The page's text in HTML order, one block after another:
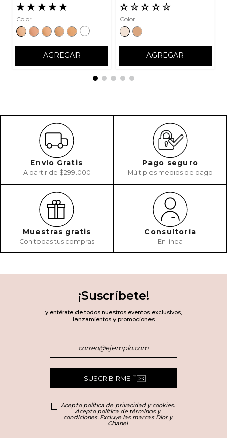
★★★★★
Color
AGREGAR
☆☆☆☆☆
Color
AGREGAR
Envío Gratis
A partir de $299.000
Pago seguro
Múltiples medios de pago
Muestras gratis
Con todas tus compras
Consultoría
En línea
¡Suscríbete!
y entérate de todos nuestros eventos exclusivos,
lanzamientos y promociones
SUSCRIBIRME
Acepto política de privacidad y cookies.
Acepto política de términos y
condiciones. Excluye las marcas Dior y
Chanel